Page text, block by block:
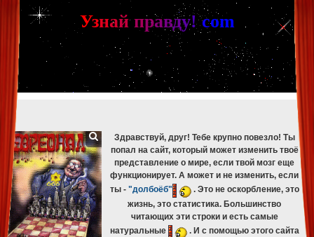
[phpBB Debug] PHP Warning : in file [ROOT]/phpbb/db/driver/mysqli.php
mysqli_fetch_assoc(): Couldn't fetch mysqli_result
[phpBB Debug] PHP Warning: in file[ROOT]/phpbb/db/driver/mysqli.php 329
mysqli_free_result(): Couldn't fetch mysqli_result
[phpBB Debug] PHP Warning
[ROOT]/phpbb/db/driver/mysqli.php on line 265
mysqli_fetch_assoc(): Couldn't fetch mysqli_result
[phpBB Debug] PHP Warning
: in file [ROOT]/phpbb/db/driver/mysqli.php on line329
mysqli_free_result(): Couldn't fetch mysqli_result
[phpBB Debug] PHP Warning: in file [ROOT]/phpbb/db/driver/mysqli.php on line 265
mysqli_fetch_assoc(): Couldn't fetch mysqli_result
[phpBB Debug] PHP Warning
[ROOT]/phpbb/db/driver/mysqli.php on line329:
mysqli_free_result(): Couldn't fetch mysqli_result
Узнай правду! com
Здравствуй, друг! Тебе крупно повезло! Ты
попал на сайт, который может изменить твоё
представление о мире, если твой мозг еще
функционирует. А может и не изменить, если
ты - "долбоёб"
. Это не оскорбление, это
жизнь, это статистика. Большинство
читающих эти строки и есть самые
натуральные
. И с помощью этого сайта